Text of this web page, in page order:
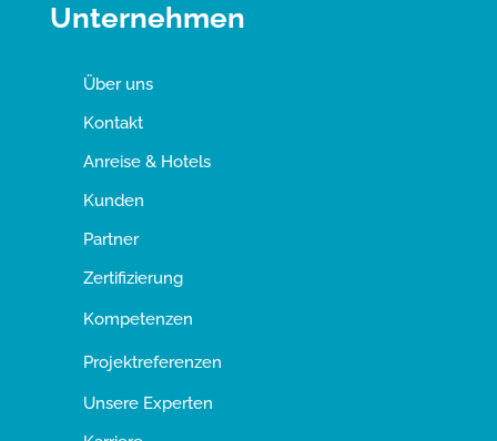
Unternehmen
Über uns
Kontakt
Anreise & Hotels
Kunden
Partner
Zertifizierung
Kompetenzen
Projektreferenzen
Unsere Experten